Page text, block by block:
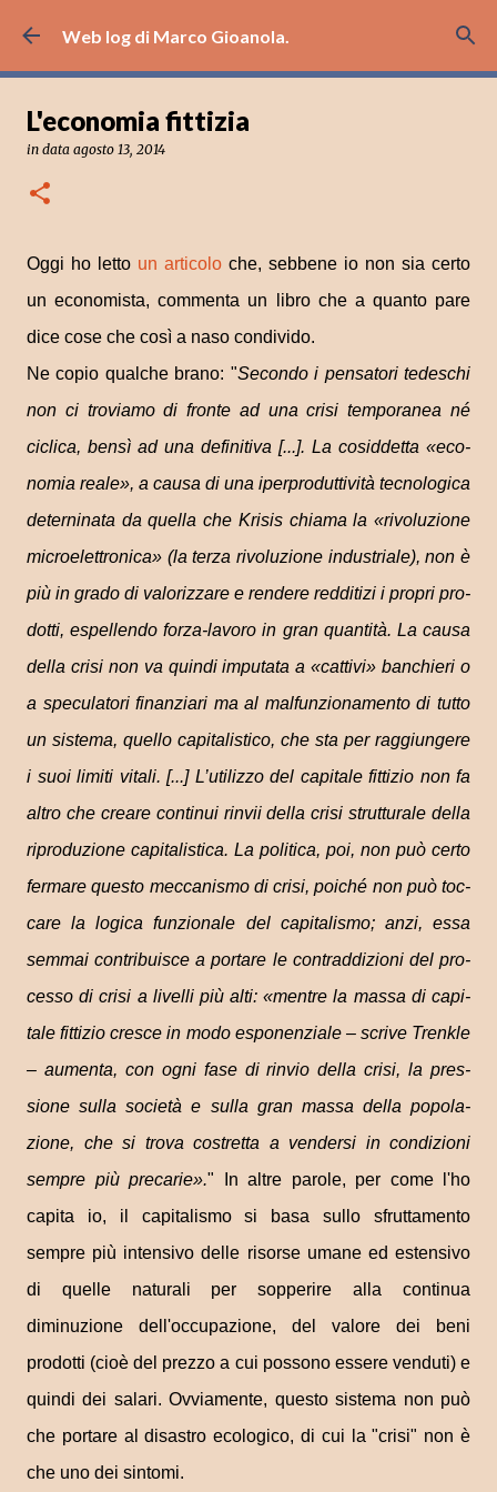
Passa ai contenuti principali
Web log di Marco Gioanola.
L'economia fittizia
in data agosto 13, 2014
Oggi ho letto un articolo che, sebbene io non sia certo
un economista, commenta un libro che a quanto pare
dice cose che così a naso condivido.
Ne copio qualche brano: "Secondo i pen­sa­tori tede­schi
non ci tro­viamo di fronte ad una crisi tem­po­ranea né
ciclica, bensì ad una defi­ni­tiva [...]. La cosid­detta «eco­
no­mia reale», a causa di una iper­pro­dut­ti­vità tec­no­lo­gica
deter­ni­nata da quella che Kri­sis chiama la «rivo­lu­zione
microe­let­tro­nica» (la terza rivo­lu­zione indu­striale), non è
più in grado di valo­riz­zare e rendere red­di­tizi i pro­pri pro­
dotti, espel­lendo forza-lavoro in gran quan­tità. La causa
della crisi non va quindi impu­tata a «cat­tivi» ban­chieri o
a spe­cu­la­tori finan­ziari ma al mal­fun­zio­na­mento di tutto
un sistema, quello capi­ta­li­stico, che sta per rag­giun­gere
i suoi limiti vitali. [...] L’utilizzo del capi­tale fit­ti­zio non fa
altro che creare con­ti­nui rin­vii della crisi strut­tu­rale della
ripro­du­zione capi­ta­li­stica. La poli­tica, poi, non può certo
fer­mare que­sto mec­ca­ni­smo di crisi, poi­ché non può toc­
care la logica fun­zio­nale del capi­ta­li­smo; anzi, essa
sem­mai con­tri­bui­sce a por­tare le con­trad­di­zioni del pro­
cesso di crisi a livelli più alti: «men­tre la massa di capi­
tale fit­ti­zio cre­sce in modo espo­nen­ziale – scrive Tren­kle
– aumenta, con ogni fase di rin­vio della crisi, la pres­
sione sulla società e sulla gran massa della popo­la­
zione, che si trova costretta a ven­dersi in con­di­zioni
sem­pre più pre­ca­rie»." In altre parole, per come l'ho
capita io, il capitalismo si basa sullo sfruttamento
sempre più intensivo delle risorse umane ed estensivo
di quelle naturali per sopperire alla continua
diminuzione dell'occupazione, del valore dei beni
prodotti (cioè del prezzo a cui possono essere venduti) e
quindi dei salari. Ovviamente, questo sistema non può
che portare al disastro ecologico, di cui la "crisi" non è
che uno dei sintomi.